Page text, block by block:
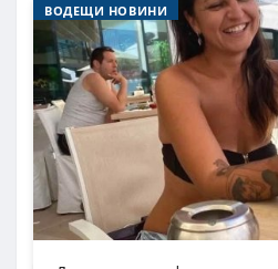
ВОДЕЩИ НОВИНИ